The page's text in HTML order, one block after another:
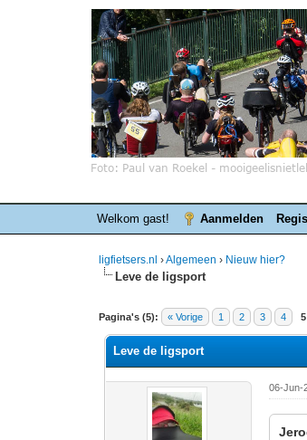
Welkom gast! Aanmelden
ligfietsers.nl ›Algemeen › Nieuw hier?
Leve de ligsport
Pagina's (5): « Vorige 1 2 3 4 5
0 stemmen - gemiddelde
1
2
3
4
5
Leve de ligsport
06-Jun-